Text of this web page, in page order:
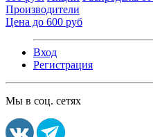
Производители
Цена до 600 руб
Вход
Регистрация
Мы в соц. сетях